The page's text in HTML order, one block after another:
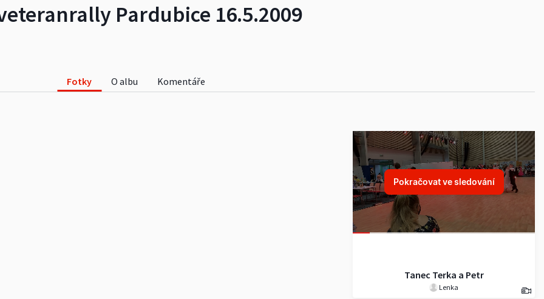
Pardubice 16.5.2009
Fotky O albu Komentáře
Pokračovat ve sledování
Tanec Terka a Petr
Lenka